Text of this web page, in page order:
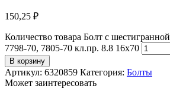
150,25 ₽
Количество товара Болт с
7798-70, 7805-70 кл.пр. 8.8 16x70
В корзину
Артикул: 6320859 Категория: Болты
Может заинтересовать